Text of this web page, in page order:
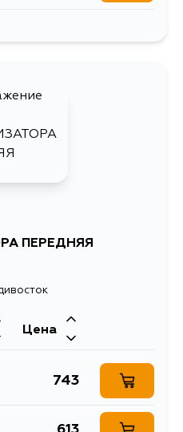
764
ПЕРЕДНЯЯ
Цена
743